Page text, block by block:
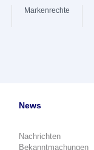
Markenrechte
News
Nachrichten
Bekanntmachungen